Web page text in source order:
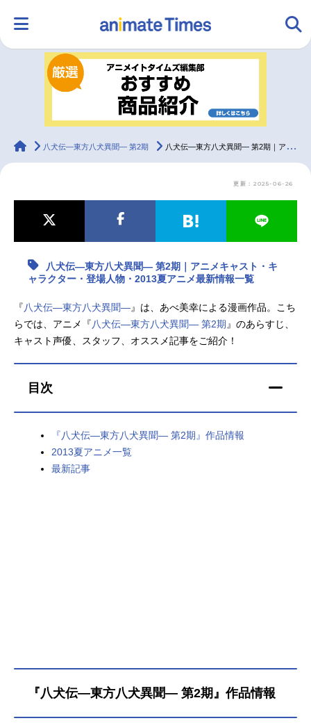
ランキング アニメ
ラジオ
最新記事一覧
アニメ記事一覧 声優記事一覧
アニメ映画一覧 実写化映画一覧
今期アニメ曜日別一覧
春アニメ
男性声優/女性声優一覧
animateTimes
八犬伝―東方八犬異聞― 第2期 八犬伝―東方八犬異聞― 第2期｜アニメキャスト・キャラクター・登場人物・2013夏アニメ最新情報一覧
更新：2025-06-26
八犬伝―東方八犬異聞― 第2期｜アニメキャスト・キ
ャラクター・登場人物・2013夏アニメ最新情報一覧
『八犬伝—東方八犬異聞—』は、あべ美幸による漫画作品。こち
らでは、アニメ『八犬伝―東方八犬異聞― 第2期 』のあらすじ、
キャスト声優、スタッフ、オススメ記事をご紹介！
目次
『八犬伝―東方八犬異聞― 第2期』作品情報
2013夏アニメ一覧
最新記事
『八犬伝―東方八犬異聞― 第2期』作品情報